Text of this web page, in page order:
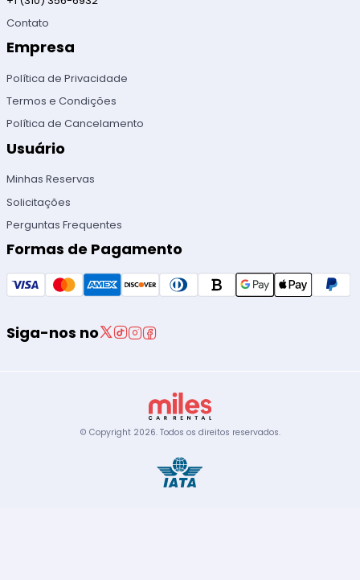
Contato
Empresa
Política de Privacidade
Termos e Condições
Política de Cancelamento
Usuário
Minhas Reservas
Solicitações
Perguntas Frequentes
Formas de Pagamento
Siga-nos no
© Copyright 2026. Todos os direitos reservados.